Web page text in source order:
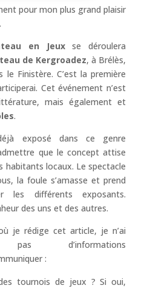
pour mon plus grand plaisir
en Jeuxse déroulera
de Kergroadez, à Brélès,
Finistère. C’est la première
Cet événement n’est
mais également et
.
exposé dans ce genre
que le concept attise
habitants locaux. Le spectacle
la foule s’amasse et prend
les différents exposants.
des uns et des autres.
je rédige cet article, je n’ai
pas d’informations
:
tournois de jeux ? Si oui,